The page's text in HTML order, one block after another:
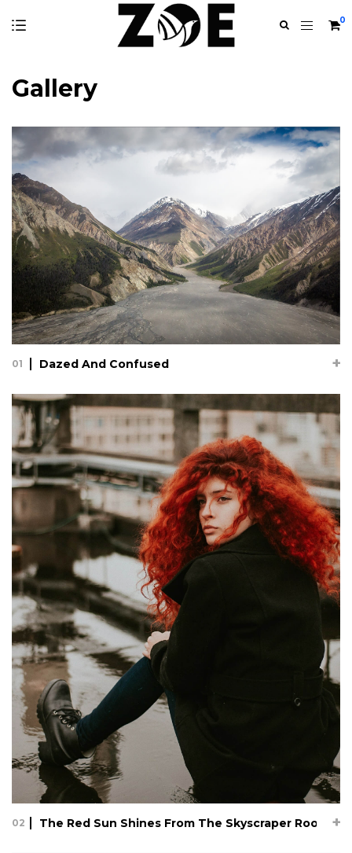
0
Gallery
01 Dazed And Confused
Dazed And Confused
06.12.17
Lorem ipsum dolor sit amet, consectetur adipisicing elit, sed
do eiusmod tempor incididunt ut labore et dolore magna
aliqua. Ut enim ad minim veniam, quis nostrud exercitation
ullamco laboris nisi ut aliquip ex ea commodo consequat.
Duis au...
See full project
02 The Red Sun Shines From The Skyscraper Roof